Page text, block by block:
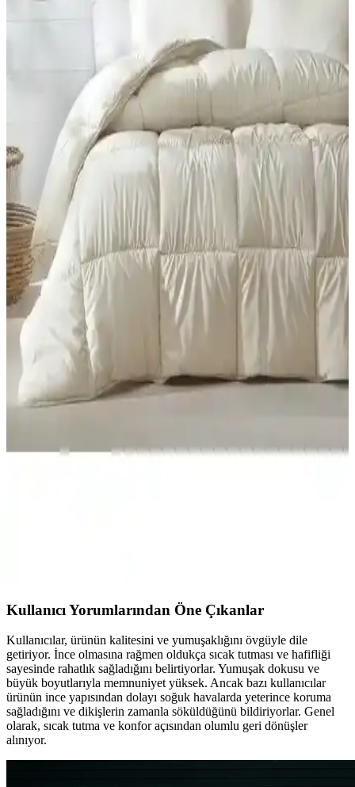
Yataş Mix&match Thalia ile Macaron Wellsoft Tek
Kişilik Yorgan Dolgu ve Kumaş Özellikleri
Bu karşılaştırma, Yataş Mix&match Thalia Tek Kişilik Yorgan
(Mürdüm) ile Macaron Wellsoft Tek Kişilik Yorgan (Krem) için
dolgu, gramaj, kumaş ve boyut gibi özellikleri karşılaştırır; kullanıcı
yorumları Konfor ve bakım deneyimlerini öne çıkarır.
Formeya Lüx Çocuk ve Tek Kişilik Yorganları
Karşılaştırması ve Kullanıcı Yorumları
İki farklı Formeya Lüx yorganını detaylı karşılaştırıyoruz. Ölçüler,
malzeme, kullanım özellikleri ve kullanıcı yorumlarıyla ürünlerin
performansını analiz ediyoruz.
Yataş Dacron Aerelle Blue ve Climarelle Yorgan
Karşılaştırması 4 Mevsim Kullanım ve Kalite
Özellikleri
İki farklı Yataş yorganını karşılaştırıyoruz. Malzeme, kullanım,
yıkama ve kullanıcı geri bildirimleri detaylı incelenerek, performans
ve dayanıklılık açısından değerlendirilmiştir.
GOLDRİSE Melissa ve Teksnil Home Çift Kişilik
Welsoft Yorgan Karşılaştırması
seçimi yapmanıza yardımcı oluyor.
Kullanıcı Yorumlarından Öne Çıkanlar
Kullanıcılar, ürünün kalitesini ve yumuşaklığını övgüyle dile
getiriyor. İnce olmasına rağmen oldukça sıcak tutması ve hafifliği
sayesinde rahatlık sağladığını belirtiyorlar. Yumuşak dokusu ve
büyük boyutlarıyla memnuniyet yüksek. Ancak bazı kullanıcılar
ürünün ince yapısından dolayı soğuk havalarda yeterince koruma
sağladığını ve dikişlerin zamanla söküldüğünü bildiriyorlar. Genel
olarak, sıcak tutma ve konfor açısından olumlu geri dönüşler
alınıyor.